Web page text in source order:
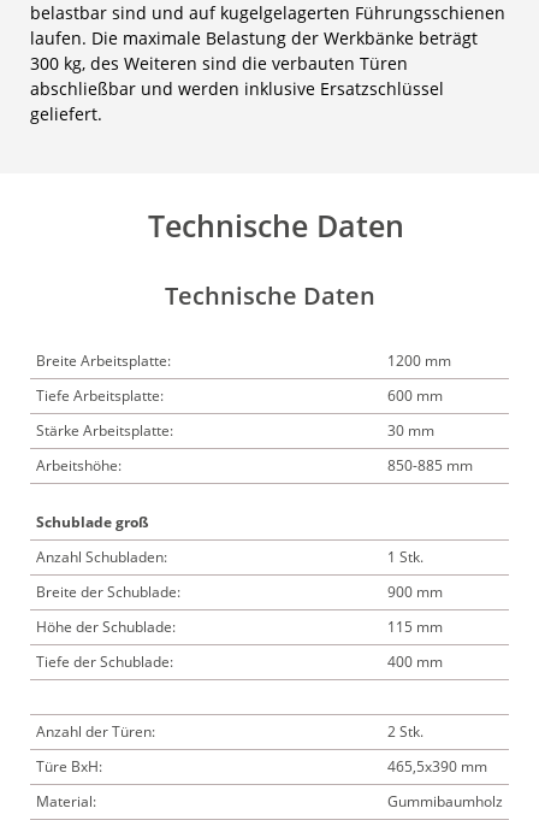
belastbar sind und auf kugelgelagerten Führungsschienen
laufen. Die maximale Belastung der Werkbänke beträgt
300 kg, des Weiteren sind die verbauten Türen
abschließbar und werden inklusive Ersatzschlüssel
geliefert.
Technische Daten
Technische Daten
Breite Arbeitsplatte:
1200 mm
Tiefe Arbeitsplatte:
600 mm
Stärke Arbeitsplatte:
30 mm
Arbeitshöhe:
850-885 mm
Schublade groß
Anzahl Schubladen:
1 Stk.
Breite der Schublade:
900 mm
Höhe der Schublade:
115 mm
Tiefe der Schublade:
400 mm
Anzahl der Türen:
2 Stk.
Türe BxH:
465,5x390 mm
Material:
Gummibaumholz